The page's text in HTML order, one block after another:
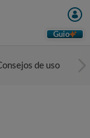
Guio
de uso